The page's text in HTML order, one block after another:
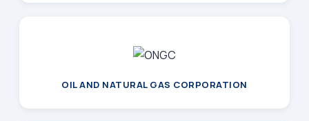
OIL AND NATURAL GAS CORPORATION